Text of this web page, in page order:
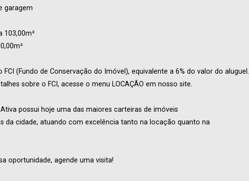
garagem
103,00m²
FCI (Fundo de Conservação do Imóvel), equivalente a 6% do valor do aluguel.
sobre o FCI, acesse o menu LOCAÇÃO em nosso site.
possui hoje uma das maiores carteiras de imóveis
da cidade, atuando com excelência tanto na locação quanto na
oportunidade, agende uma visita!